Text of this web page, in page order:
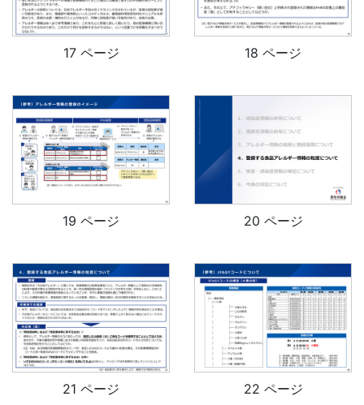
17 ページ 18 ページ
19 ページ 20 ページ
21 ページ 22 ページ